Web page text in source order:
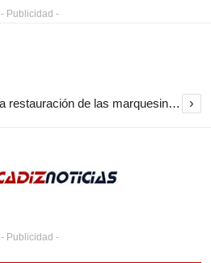
- Publicidad -
El Ayuntamiento inicia la restauración de las marquesinas de Plaza Esteve para volver a instalarlas en el centro de Jerez ›
- Publicidad -